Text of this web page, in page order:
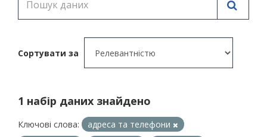
Сортувати за
1 набір даних знайдено
Ключові слова:
адреса та телефони